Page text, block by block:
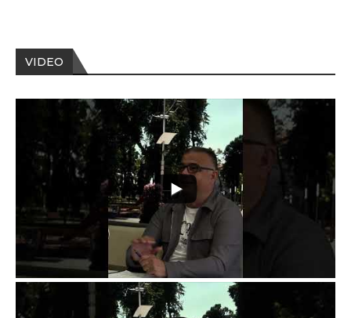
VIDEO